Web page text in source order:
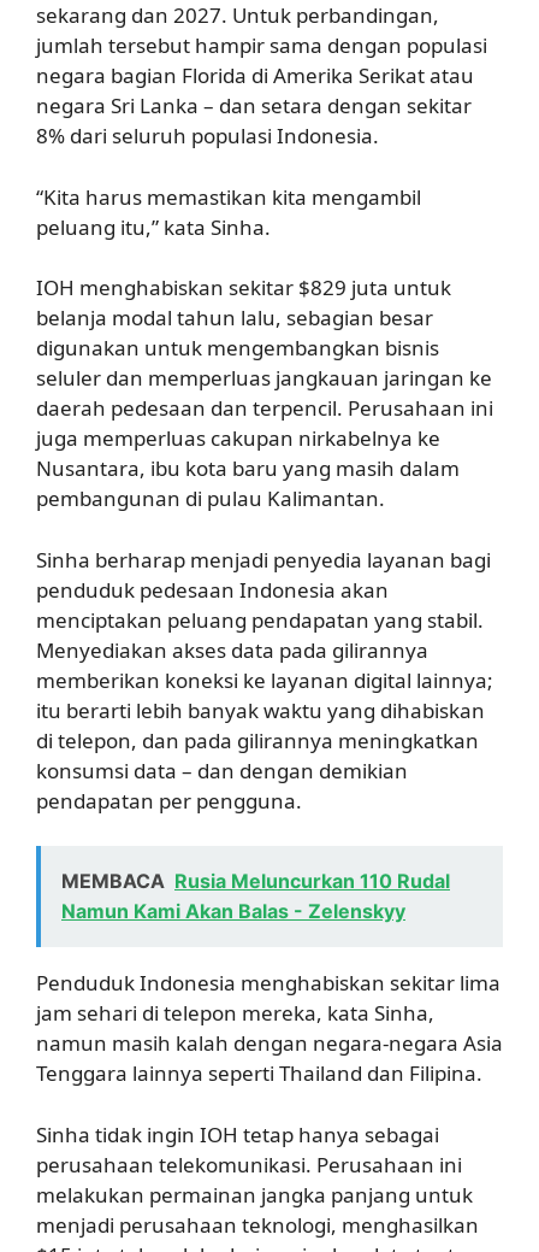
sekarang dan 2027. Untuk perbandingan,
jumlah tersebut hampir sama dengan populasi
negara bagian Florida di Amerika Serikat atau
negara Sri Lanka – dan setara dengan sekitar
8% dari seluruh populasi Indonesia.
“Kita harus memastikan kita mengambil
peluang itu,” kata Sinha.
IOH menghabiskan sekitar $829 juta untuk
belanja modal tahun lalu, sebagian besar
digunakan untuk mengembangkan bisnis
seluler dan memperluas jangkauan jaringan ke
daerah pedesaan dan terpencil. Perusahaan ini
juga memperluas cakupan nirkabelnya ke
Nusantara, ibu kota baru yang masih dalam
pembangunan di pulau Kalimantan.
Sinha berharap menjadi penyedia layanan bagi
penduduk pedesaan Indonesia akan
menciptakan peluang pendapatan yang stabil.
Menyediakan akses data pada gilirannya
memberikan koneksi ke layanan digital lainnya;
itu berarti lebih banyak waktu yang dihabiskan
di telepon, dan pada gilirannya meningkatkan
konsumsi data – dan dengan demikian
pendapatan per pengguna.
MEMBACA Rusia Meluncurkan 110 Rudal
Namun Kami Akan Balas - Zelenskyy
Penduduk Indonesia menghabiskan sekitar lima
jam sehari di telepon mereka, kata Sinha,
namun masih kalah dengan negara-negara Asia
Tenggara lainnya seperti Thailand dan Filipina.
Sinha tidak ingin IOH tetap hanya sebagai
perusahaan telekomunikasi. Perusahaan ini
melakukan permainan jangka panjang untuk
menjadi perusahaan teknologi, menghasilkan